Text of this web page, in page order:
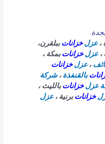
،عزلخزاناتببلقرن،
،عزلخزاناتبمكة ،
،عزلخزانات
بالقنفذة،شركة
عزلخزاناتبالليث ،
خزاناتبرنية ، عزل